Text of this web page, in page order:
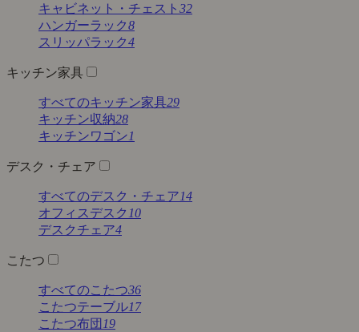
キャビネット・チェスト 32
ハンガーラック8
スリッパラック4
キッチン家具
すべてのキッチン家具29
キッチン収納28
キッチンワゴン1
デスク・チェア
すべてのデスク・チェア14
オフィスデスク 10
デスクチェア4
こたつ
すべてのこたつ36
こたつテーブル17
こたつ布団 19